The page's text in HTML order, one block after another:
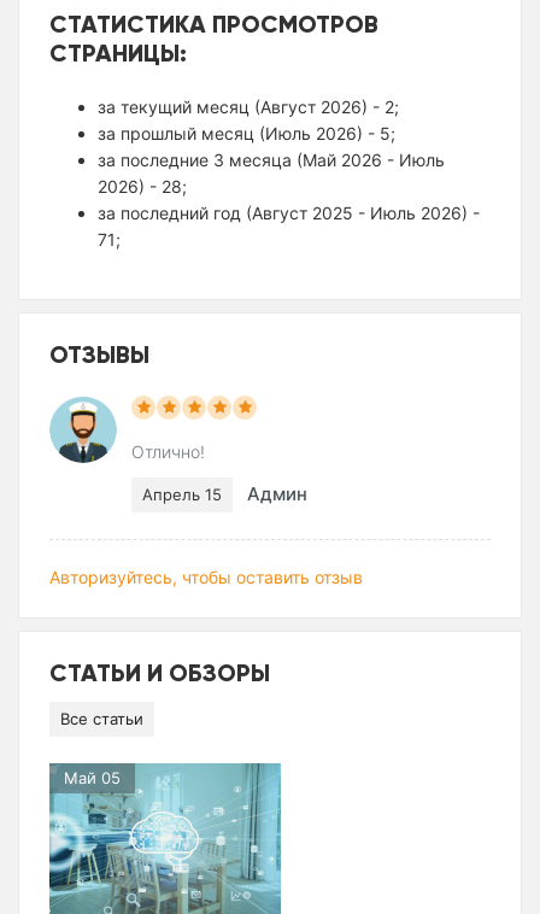
СТАТИСТИКА ПРОСМОТРОВ
СТРАНИЦЫ:
за текущий месяц (Август 2026) - 2;
за прошлый месяц (Июль 2026) - 5;
за последние 3 месяца (Май 2026 - Июль
2026) - 28;
за последний год (Август 2025 - Июль 2026) -
71;
ОТЗЫВЫ
Отлично!
Апрель 15 Админ
Авторизуйтесь, чтобы оставить отзыв
СТАТЬИ И ОБЗОРЫ
Все статьи
Май 05